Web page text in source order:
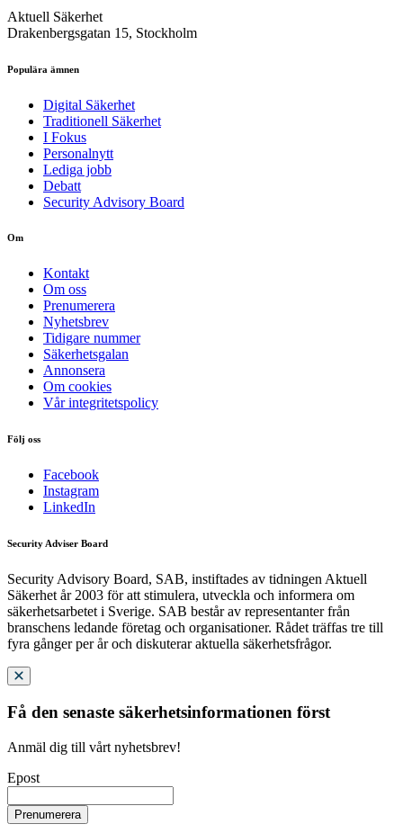
Aktuell Säkerhet
Drakenbergsgatan 15, Stockholm
Populära ämnen
Digital Säkerhet
Traditionell Säkerhet
I Fokus
Personalnytt
Lediga jobb
Debatt
Security Advisory Board
Om
Kontakt
Om oss
Prenumerera
Nyhetsbrev
Tidigare nummer
Säkerhetsgalan
Annonsera
Om cookies
Vår integritetspolicy
Följ oss
Facebook
Instagram
LinkedIn
Security Adviser Board
Security Advisory Board, SAB, instiftades av tidningen Aktuell
Säkerhet år 2003 för att stimulera, utveckla och informera om
säkerhetsarbetet i Sverige. SAB består av representanter från
branschens ledande företag och organisationer. Rådet träffas tre till
fyra gånger per år och diskuterar aktuella säkerhetsfrågor.
Få den senaste säkerhetsinformationen först
Anmäl dig till vårt nyhetsbrev!
Epost
Prenumerera